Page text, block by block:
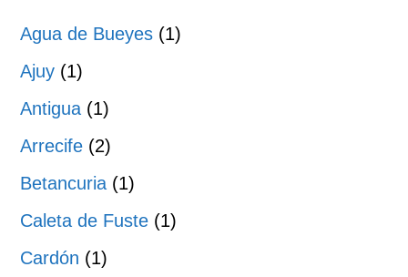
Agua de Bueyes (1)
Ajuy (1)
Antigua (1)
Arrecife (2)
Betancuria (1)
Caleta de Fuste (1)
Cardón (1)